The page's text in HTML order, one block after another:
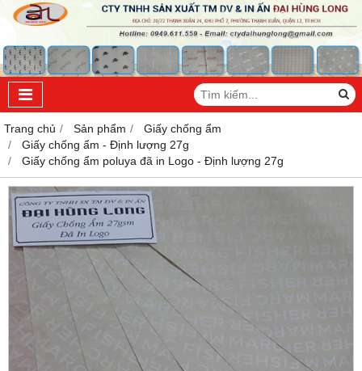
Trang chủ Sản phẩm
Giấy chống ẩm
Giấy chống ẩm - Định lượng 27g
Giấy chống ẩm poluya đã in Logo - Định lượng 27g